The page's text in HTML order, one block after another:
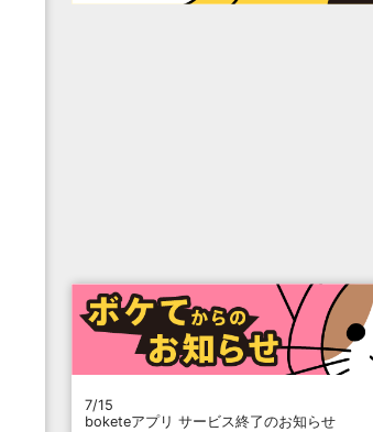
7/15
boketeアプリ サービス終了のお知らせ